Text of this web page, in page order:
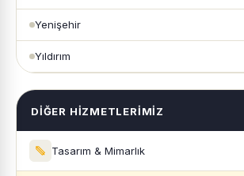
Yenişehir
Yıldırım
DIĞER HIZMETLERIMIZ
Tasarım & Mimarlık